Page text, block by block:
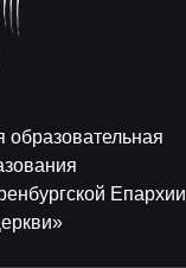
образовательная
Епархии